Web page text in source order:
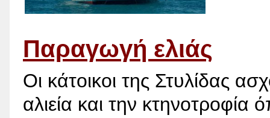
Παραγωγή ελιάς
Οι κάτοικοι της Στυλίδας
αλιεία και την